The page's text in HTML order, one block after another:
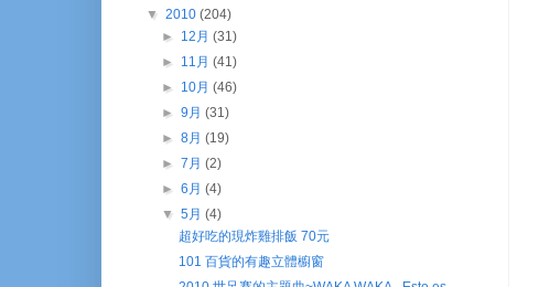
▼ 2010 (204)
► 12月(31)
► 11月(41)
► 10月(46)
►9月(31)
►8月(19)
►7月(2)
►6月(4)
▼5月(4)
超好吃的現炸雞排飯 70元
101 百貨的有趣立體櫥窗